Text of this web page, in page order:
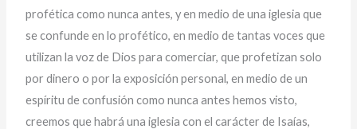
profética como nunca antes, y en medio de una iglesia que
se confunde en lo profético, en medio de tantas voces que
utilizan la voz de Dios para comerciar, que profetizan solo
por dinero o por la exposición personal, en medio de un
espíritu de confusión como nunca antes hemos visto,
creemos que habrá una iglesia con el carácter de Isaías,